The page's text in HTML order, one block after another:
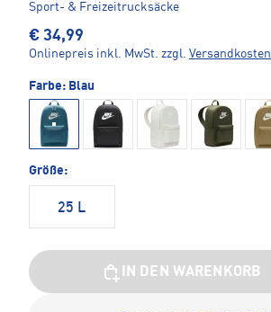
Sport- & Freizeitrucksäcke
€ 34,99
Onlinepreis inkl. MwSt. zzgl. Versandkosten
Farbe: Blau
Größe:
25 L
IN DEN WARENKORB